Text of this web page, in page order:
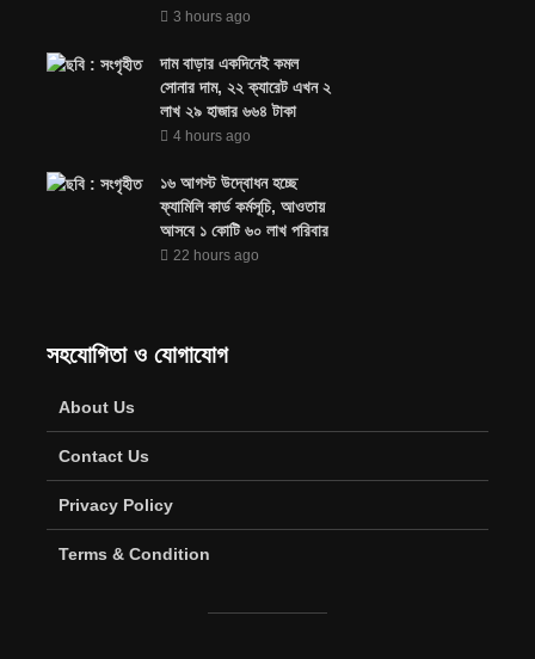
3 hours ago
দাম বাড়ার একদিনেই কমল
সোনার দাম, ২২ ক্যারেট এখন ২
লাখ ২৯ হাজার ৬৬৪ টাকা
4 hours ago
১৬ আগস্ট উদ্বোধন হচ্ছে
ফ্যামিলি কার্ড কর্মসূচি, আওতায়
আসবে ১ কোটি ৬০ লাখ পরিবার
22 hours ago
সহযোগিতা ও যোগাযোগ
About Us
Contact Us
Privacy Policy
Terms & Condition